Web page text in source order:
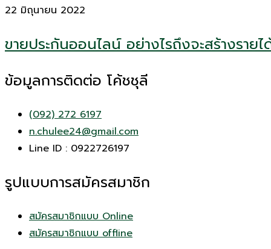
22 มิถุนายน 2022
ขายประกันออนไลน์ อย่างไรถึงจะสร้างราย
ข้อมูลการติดต่อ โค้ชชุลี
(092) 272 6197
n.chulee24@gmail.com
Line ID : 0922726197
รูปแบบการสมัครสมาชิก
สมัครสมาชิกแบบ Online
สมัครสมาชิกแบบ offline